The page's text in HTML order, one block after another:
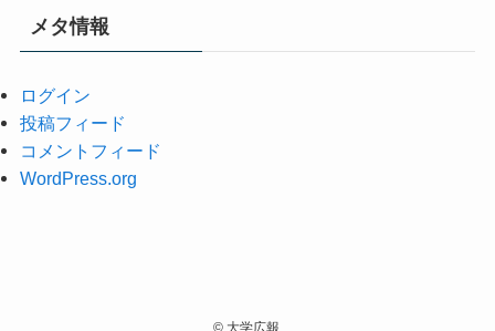
メタ情報
ログイン
投稿フィード
コメントフィード
WordPress.org
©大学広報.